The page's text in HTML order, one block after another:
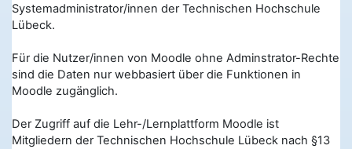
Systemadministrator/innen der Technischen Hochschule
Lübeck.
Für die Nutzer/innen von Moodle ohne Adminstrator-Rechte
sind die Daten nur webbasiert über die Funktionen in
Moodle zugänglich.
Der Zugriff auf die Lehr-/Lernplattform Moodle ist
Mitgliedern der Technischen Hochschule Lübeck nach §13